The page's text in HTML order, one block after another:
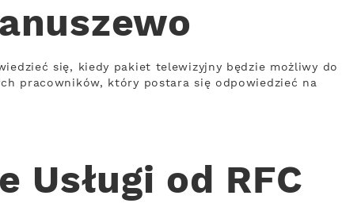
się, kiedy pakiet telewizyjny będzie możliwy do
pracowników, który postara się odpowiedzieć na
Usługi od RFC